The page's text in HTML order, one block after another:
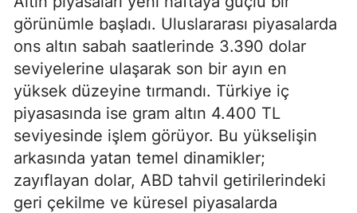
görünümle başladı. Uluslararası piyasalarda
ons altın sabah saatlerinde 3.390 dolar
seviyelerine ulaşarak son bir ayın en
yüksek düzeyine tırmandı. Türkiye iç
piyasasında ise gram altın 4.400 TL
seviyesinde işlem görüyor. Bu yükselişin
arkasında yatan temel dinamikler;
zayıflayan dolar, ABD tahvil getirilerindeki
geri çekilme ve küresel piyasalarda